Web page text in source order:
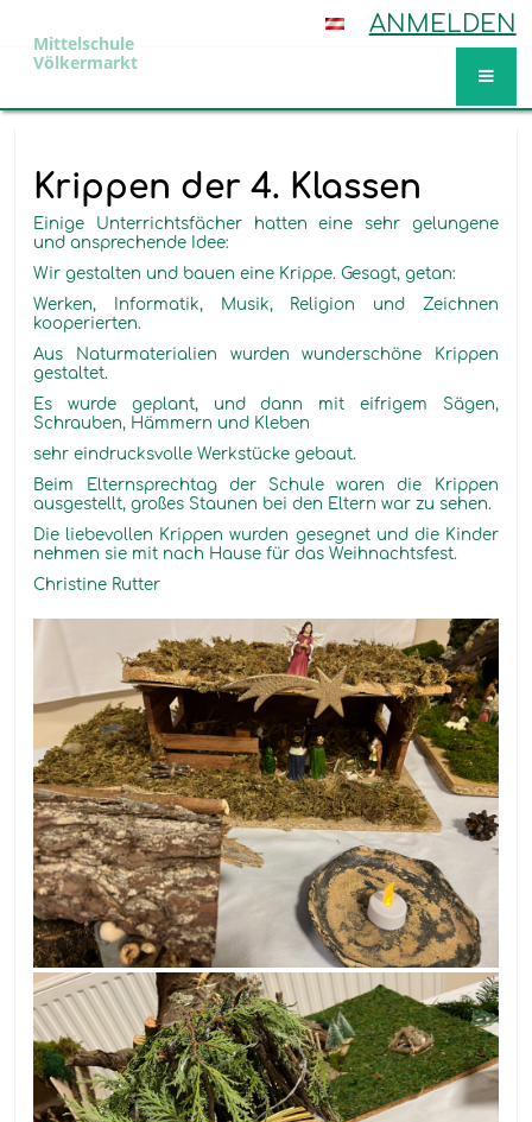
ANMELDEN
Mittelschule
Völkermarkt
Krippen der 4. Klassen
Einige Unterrichtsfächer hatten eine sehr gelungene
und ansprechende Idee:
Wir gestalten und bauen eine Krippe. Gesagt, getan:
Werken, Informatik, Musik, Religion und Zeichnen
kooperierten.
Aus Naturmaterialien wurden wunderschöne Krippen
gestaltet.
Es wurde geplant, und dann mit eifrigem Sägen,
Schrauben, Hämmern und Kleben
sehr eindrucksvolle Werkstücke gebaut.
Beim Elternsprechtag der Schule waren die Krippen
ausgestellt, großes Staunen bei den Eltern war zu sehen.
Die liebevollen Krippen wurden gesegnet und die Kinder
nehmen sie mit nach Hause für das Weihnachtsfest.
Christine Rutter